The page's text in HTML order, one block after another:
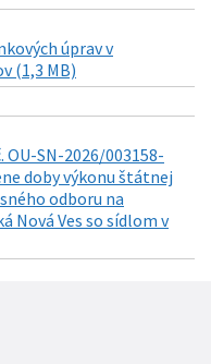
úprav v
(1,3 MB)
SN-2026/003158-
doby výkonu štátnej
odboru na
Nová Ves so sídlom v